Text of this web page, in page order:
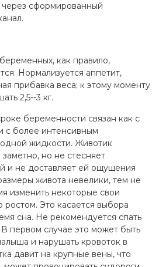
сформированный
как правило,
Нормализуется аппетит,
прибавка веса; к этому моменту
2,5--3 кг.
беременности связан как с
с более интенсивным
жидкости. Животик
но не стесняет
и не доставляет ей ощущения
живота невелики, тем не
изменить некоторые свои
ростом. Это касается выбора
сна. Не рекомендуется спать
первом случае это может быть
и нарушать кровоток в
давит на крупные вены, что